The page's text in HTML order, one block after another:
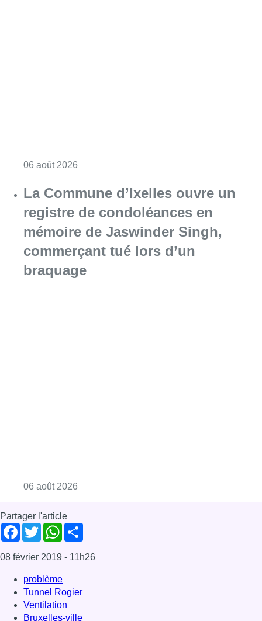
06 août 2026
La Commune d’Ixelles ouvre un
registre de condoléances en
mémoire de Jaswinder Singh,
commerçant tué lors d’un
braquage
06 août 2026
Partager l'article
Facebook
TwitterWhatsApp
08 février 2019 - 11h26
problème
Tunnel Rogier
Ventilation
Bruxelles-ville